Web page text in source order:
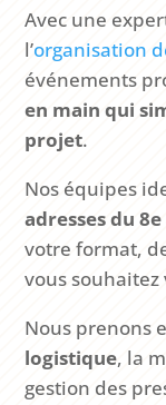
Avec une
l’organisation
événements
en main qui
projet.
Nos équipes
adresses du
votre format,
vous
Nous prenons
logistique, la
gestion des